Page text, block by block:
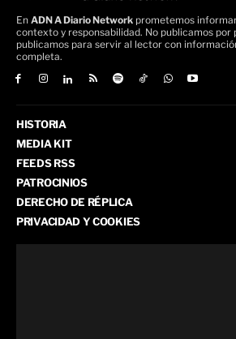
En ADN A Diario Network prometemos
contexto y responsabilidad. No publicamos por
publicamos para servir al lector con
completa.
HISTORIA
MEDIA KIT
FEEDS RSS
PATROCINIOS
DERECHO DE RÉPLICA
PRIVACIDAD Y COOKIES